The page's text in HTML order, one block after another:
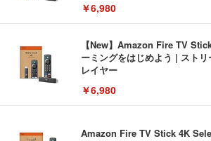
￥6,980
【New】Amazon Fire TV
ーミングをはじめよう | スト
レイヤー
￥6,980
Amazon Fire TV Stick 4K